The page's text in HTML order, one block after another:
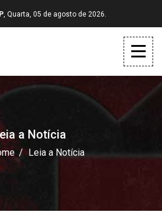
, Quarta, 05 de agosto de 2026.
a Notícia
Leia a Notícia